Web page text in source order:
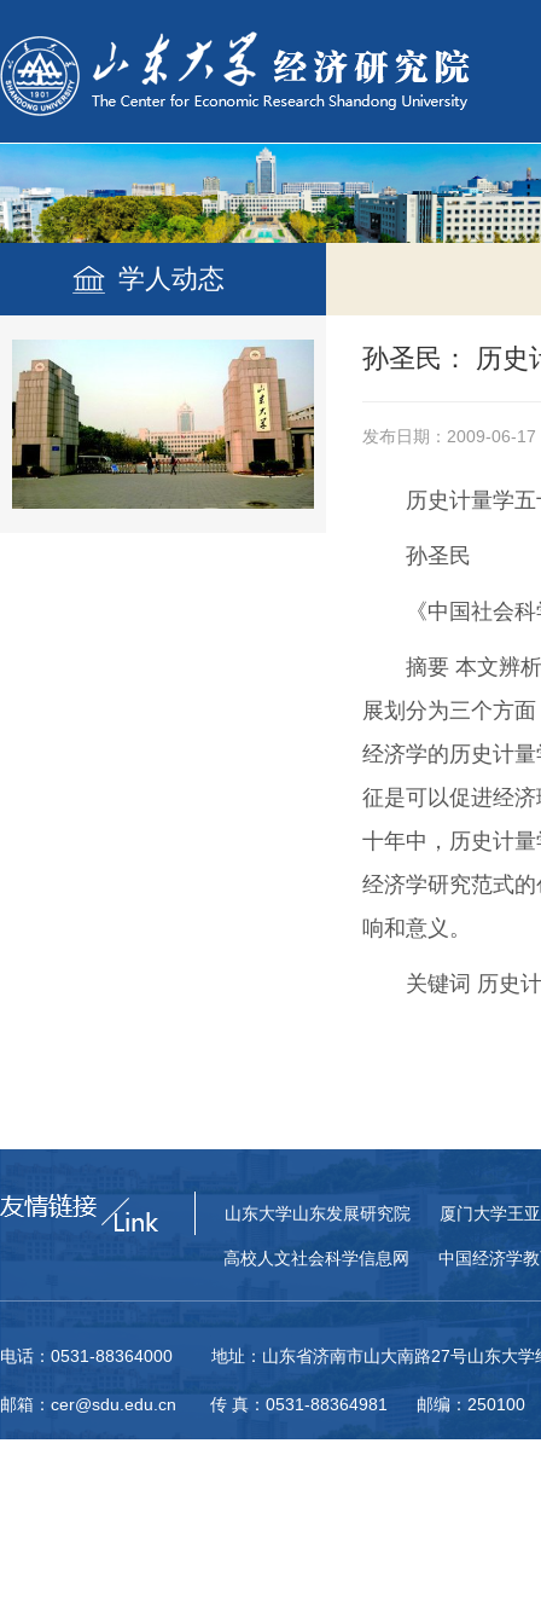
学人动态
孙圣民： 历史
发布日期：2009-06-17
历史计量学
孙圣民
《中国社会
摘要 本文辨
展划分为三个方
经济学的历史计
征是可以促进经
十年中，历史计
经济学研究范式
响和意义。
关键词 历史
山东大学山东发展研究院 厦门大学王
高校人文社会科学信息网 中国经济学
电话：0531-88364000 地址：山东省济南市山大南路27号山东大学
邮箱：cer@sdu.edu.cn 传 真：0531-88364981 邮编：250100